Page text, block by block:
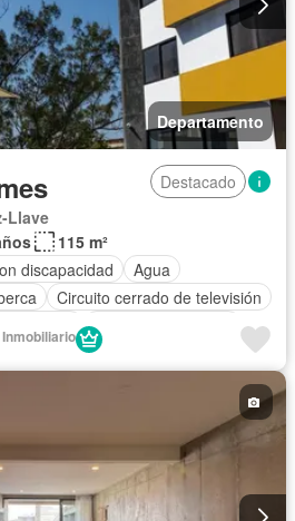
Departamento
Destacado
Llave
115 m²
discapacidad
Agua
Circuito cerrado de televisión
Cuarto de Limpieza
Internet
Inmobiliario